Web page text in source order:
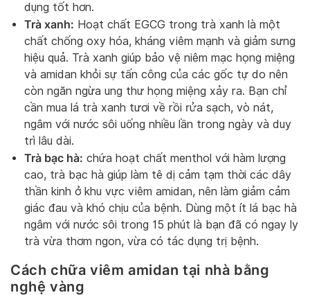
dụng tốt hơn.
Trà xanh: Hoạt chất EGCG trong trà xanh là một
chất chống oxy hóa, kháng viêm mạnh và giảm sưng
hiệu quả. Trà xanh giúp bảo vệ niêm mạc họng miệng
và amidan khỏi sự tấn công của các gốc tự do nên
còn ngăn ngừa ung thư họng miệng xảy ra. Bạn chỉ
cần mua lá trà xanh tươi về rồi rửa sạch, vò nát,
ngâm với nước sôi uống nhiều lần trong ngày và duy
trì lâu dài.
Trà bạc hà: chứa hoạt chất menthol với hàm lượng
cao, trà bạc hà giúp làm tê dị cảm tạm thời các dây
thần kinh ở khu vực viêm amidan, nên làm giảm cảm
giác đau và khó chịu của bệnh. Dùng một ít lá bạc hà
ngâm với nước sôi trong 15 phút là bạn đã có ngay ly
trà vừa thơm ngon, vừa có tác dụng trị bệnh.
Cách chữa viêm amidan tại nhà bằng
nghệ vàng